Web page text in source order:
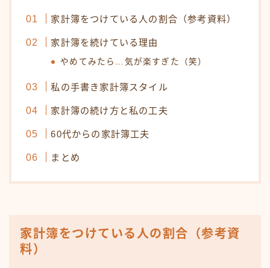
家計簿をつけている人の割合（参考資料）
家計簿を続けている理由
やめてみたら…気が楽すぎた（笑）
私の手書き家計簿スタイル
家計簿の続け方と私の工夫
60代からの家計簿工夫
まとめ
家計簿をつけている人の割合（参考資
料）